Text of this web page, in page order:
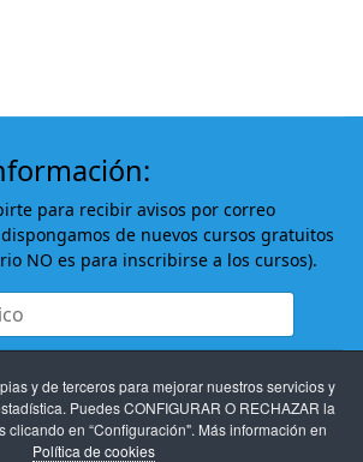
y de terceros para mejorar nuestros servicios y
Puedes CONFIGURAR O RECHAZAR la
clicando en “Configuración". Más información en
Política de cookies
para recibir avisos por correo
de nuevos cursos gratuitos
NO es para inscribirse a los cursos).